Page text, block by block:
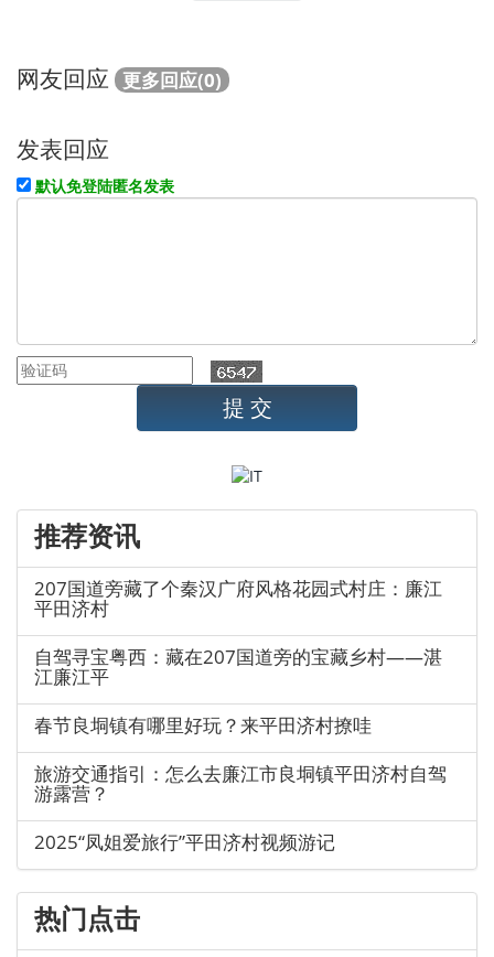
网友回应 更多回应(0)
发表回应
默认免登陆匿名发表
推荐资讯
207国道旁藏了个秦汉广府风格花园式村庄：廉江
平田济村
自驾寻宝粤西：藏在207国道旁的宝藏乡村——湛
江廉江平
春节良垌镇有哪里好玩？来平田济村撩哇
旅游交通指引：怎么去廉江市良垌镇平田济村自驾
游露营？
2025“凤姐爱旅行”平田济村视频游记
热门点击